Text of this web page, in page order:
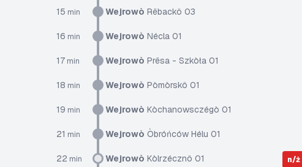
15 min Wejrowò Rëbackô 03
16 min Wejrowò Nécla 01
17 min Wejrowò Prësa - Szkòła 01
18 min Wejrowò Pòmòrskô 01
19 min Wejrowò Kòchanowsczégò 01
21 min Wejrowò Òbróńców Hélu 01
22 min Wejrowò Kòlrzécznô 01 n/ż